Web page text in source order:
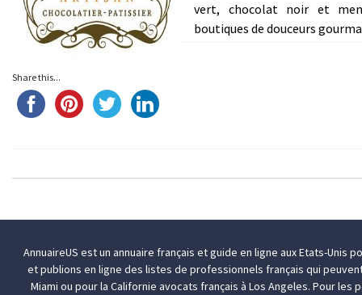
vert, chocolat noir et
boutiques de douceurs
Share this...
AnnuaireUS est un annuaire français et guide en ligne aux Etats-Unis
et publions en ligne des listes de professionnels français qui
Miami ou pour la Californieavocats français à Los Angeles. Pour les